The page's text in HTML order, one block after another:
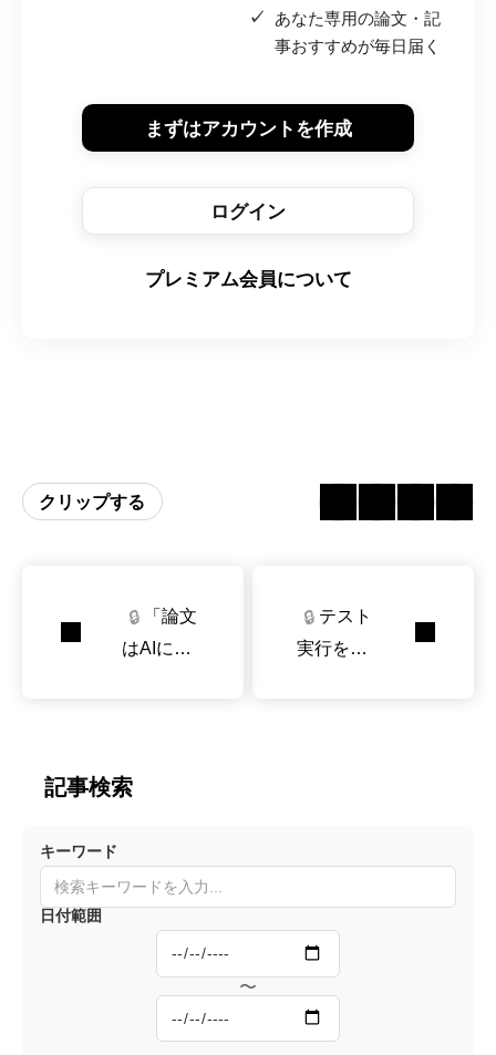
あなた専用の論文・記
事おすすめが毎日届く
まずはアカウントを作成
ログイン
プレミアム会員について
クリップする
🔒 「論文
はAIに読
🔒 テスト
実行を禁
記事検索
キーワード
日付範囲
〜